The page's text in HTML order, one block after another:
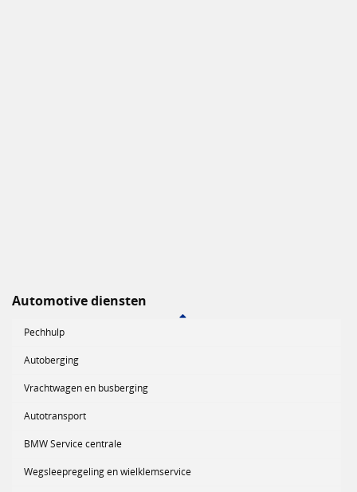
Automotive diensten
Pechhulp
Autoberging
Vrachtwagen en busberging
Autotransport
BMW Service centrale
Wegsleepregeling en wielklemservice